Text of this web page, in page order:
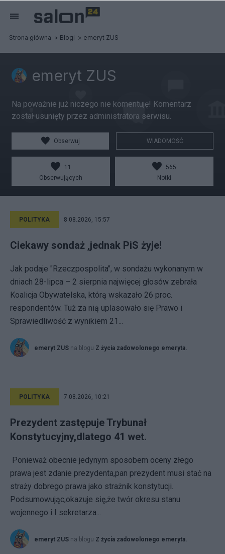
Strona główna Blogi emeryt ZUS
emeryt ZUS
Na poważnie już niczego nie komentuję! Komentarz
został usunięty przez administratora serwisu.
Obserwuj WIADOMOŚĆ
11
Obserwujących
565
Notki
POLITYKA 8.08.2026, 15:57
Ciekawy sondaż ,jednak PiS żyje!
Jak podaje "Rzeczpospolita", w sondażu wykonanym w
dniach 28-lipca – 2 sierpnia najwięcej głosów zebrała
Koalicja Obywatelska, którą wskazało 26 proc.
respondentów. Tuż za nią uplasowało się Prawo i
Sprawiedliwość z wynikiem 21...
emeryt ZUS na blogu Z życia zadowolonego emeryta.
POLITYKA 7.08.2026, 10:21
Prezydent zastępuje Trybunał
Konstytucyjny,dlatego 41 wet.
Ponieważ obecnie jedynym sposobem oceny złego
prawa jest zdanie prezydenta,pan prezydent musi stać na
straży dobrego prawa jako strażnik konstytucji.
Podsumowując,okazuje się,że twór okresu stanu
wojennego i I sekretarza...
emeryt ZUS na blogu Z życia zadowolonego emeryta.